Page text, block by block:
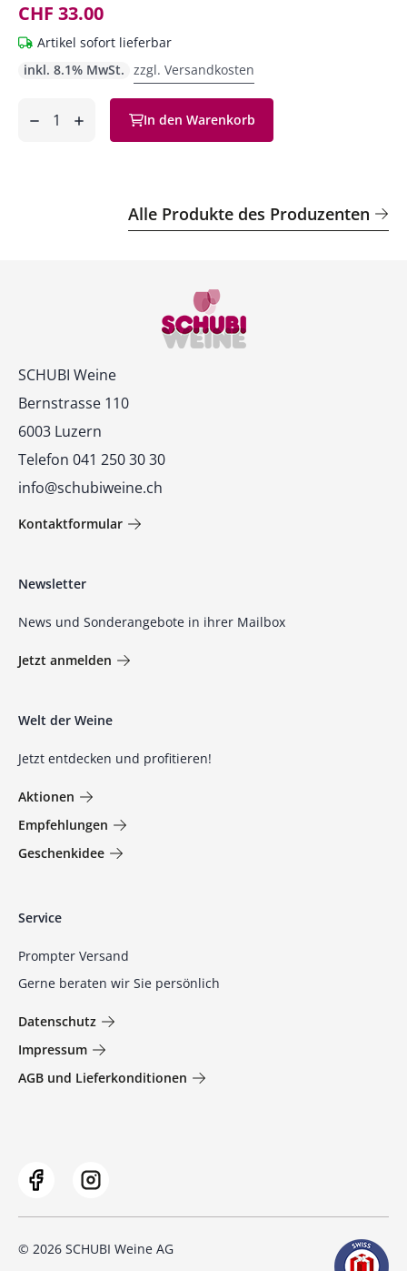
CHF 33.00
Artikel sofort lieferbar
inkl. 8.1% MwSt. zzgl. Versandkosten
Anzahl
hinzufügen
In den Warenkorb
Alle Produkte des Produzenten
Kontakt
SCHUBI Weine
Bernstrasse 110
6003 Luzern
Telefon 041 250 30 30
info@schubiweine.ch
Kontaktformular
Newsletter
News und Sonderangebote in ihrer Mailbox
Jetzt anmelden
Welt der Weine
Jetzt entdecken und profitieren!
Aktionen
Empfehlungen
Geschenkidee
Service
Prompter Versand
Gerne beraten wir Sie persönlich
Datenschutz
Impressum
AGB und Lieferkonditionen
© 2026 SCHUBI Weine AG